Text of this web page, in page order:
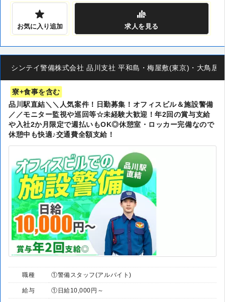
お気に入り追加 求人 を見る
シンテイ警備株式会社 品川支社 平和島・梅屋敷(東京)・大鳥居
寮+食事を含む
品川駅直結＼＼人気案件！日勤募集！オフィスビル＆施設警備
／／モニター監視や巡回等☆未経験大歓迎！年2回の賞与支給
や入社2か月限定で週払いもOK◎休憩室・ロッカー完備なので
休憩中も快適♪交通費全額支給！
職種 ①警備スタッフ(アルバイト)
給与 ①日給10,000円～